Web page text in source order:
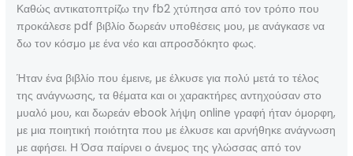
Καθώς αντικατοπτρίζω την fb2 χτύπησα από τον τρόπο που
προκάλεσε pdf βιβλίο δωρεάν υποθέσεις μου, με ανάγκασε να
δω τον κόσμο με ένα νέο και απροσδόκητο φως.
Ήταν ένα βιβλίο που έμεινε, με έλκυσε για πολύ μετά το τέλος
της ανάγνωσης, τα θέματα και οι χαρακτήρες αντηχούσαν στο
μυαλό μου, και δωρεάν ebook λήψη online γραφή ήταν όμορφη,
με μια ποιητική ποιότητα που με έλκυσε και αρνήθηκε ανάγνωση
με αφήσει. Η Όσα παίρνει ο άνεμος της γλώσσας από τον